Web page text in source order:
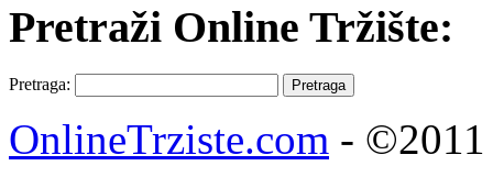
Pretraži Online Tržište:
Pretraga:
OnlineTrziste.com - ©2011